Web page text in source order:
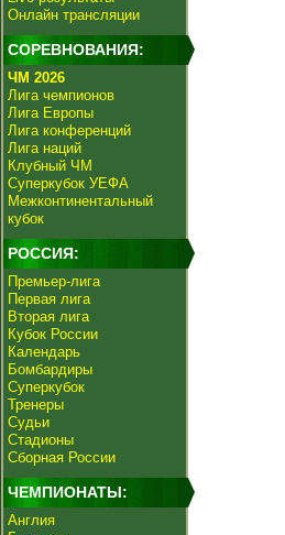
Онлайн трансляции
СОРЕВНОВАНИЯ:
ЧМ 2026
Лига чемпионов
Лига Европы
Лига конференций
Лига наций
Клубный ЧМ
Суперкубок УЕФА
Межконтинентальный
кубок
РОССИЯ:
Премьер-лига
Первая лига
Вторая лига
Кубок России
Календарь
Бомбардиры
Суперкубок
Тренеры
Судьи
Стадионы
Сборная России
ЧЕМПИОНАТЫ:
Англия